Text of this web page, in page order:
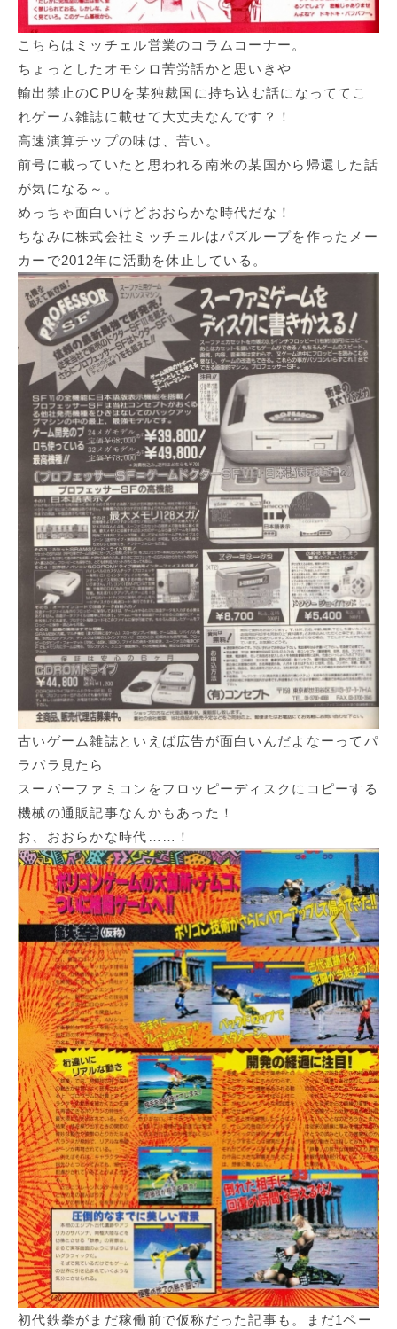
こちらはミッチェル営業のコラムコーナー。
ちょっとしたオモシロ苦労話かと思いきや
輸出禁止のCPUを某独裁国に持ち込む話になっててこ
れゲーム雑誌に載せて大丈夫なんです？！
高速演算チップの味は、苦い。
前号に載っていたと思われる南米の某国から帰還した話
が気になる～。
めっちゃ面白いけどおおらかな時代だな！
ちなみに株式会社ミッチェルはパズループを作ったメー
カーで2012年に活動を休止している。
古いゲーム雑誌といえば広告が面白いんだよなーってパ
ラパラ見たら
スーパーファミコンをフロッピーディスクにコピーする
機械の通販記事なんかもあった！
お、おおらかな時代……！
初代鉄拳がまだ稼働前で仮称だった記事も。まだ1ペー